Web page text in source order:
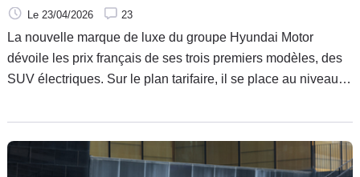
?
Le 23/04/2026 23
La nouvelle marque de luxe du groupe Hyundai Motor
dévoile les prix français de ses trois premiers modèles, des
SUV électriques. Sur le plan tarifaire, il se place au niveau